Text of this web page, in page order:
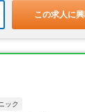
この求人に
ック